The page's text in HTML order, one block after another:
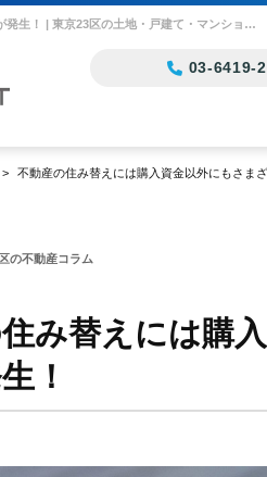
不動産の住み替えには購入資金以外にもさまざまな諸費用が発生！ | 東京23区の土地・戸建て・マンション購入｜モリモト・トラスト
03-6419-
> 不動産の住み替えには購入資金以外にもさま
の不動産コラム
み替えには購
！